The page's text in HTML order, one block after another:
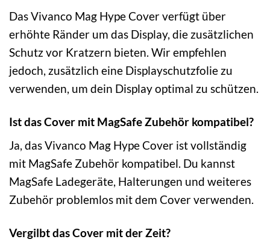
Das Vivanco Mag Hype Cover verfügt über
erhöhte Ränder um das Display, die zusätzlichen
Schutz vor Kratzern bieten. Wir empfehlen
jedoch, zusätzlich eine Displayschutzfolie zu
verwenden, um dein Display optimal zu schützen.
Ist das Cover mit MagSafe Zubehör kompatibel?
Ja, das Vivanco Mag Hype Cover ist vollständig
mit MagSafe Zubehör kompatibel. Du kannst
MagSafe Ladegeräte, Halterungen und weiteres
Zubehör problemlos mit dem Cover verwenden.
Vergilbt das Cover mit der Zeit?